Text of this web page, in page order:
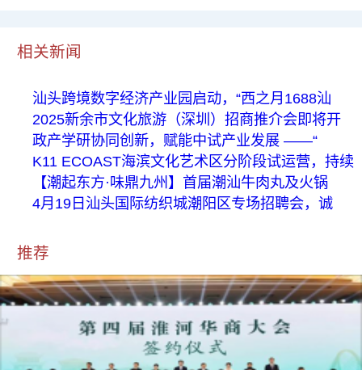
相关新闻
汕头跨境数字经济产业园启动，“西之月1688汕
2025新余市文化旅游（深圳）招商推介会即将开
政产学研协同创新，赋能中试产业发展 ——“
K11 ECOAST海滨文化艺术区分阶段试运营，持续
【潮起东方·味鼎九州】首届潮汕牛肉丸及火锅
4月19日汕头国际纺织城潮阳区专场招聘会，诚
推荐